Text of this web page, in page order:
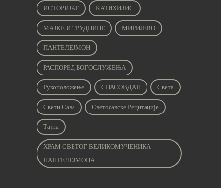
ИСТОРИЈАТ КАТИХИЗИС
МАЈКЕ И ТРУДНИЦЕ МИРИЈЕВО
ПАНТЕЛЕЈМОН
РАСПОРЕД БОГОСЛУЖЕЊА
Рукоположење СПАСОВДАН Света
Свети Сава Светосавске Рецитације
Тајна
ХРАМ СВЕТОГ ВЕЛИКОМУЧЕНИКА
ПАНТЕЛЕЈМОНА